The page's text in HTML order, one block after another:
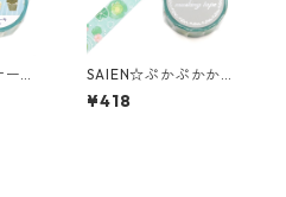
キ
SAIEN☆ぷかぷかかえ
る☆UR-3092☆銀箔
☆マスキングテープ
¥418